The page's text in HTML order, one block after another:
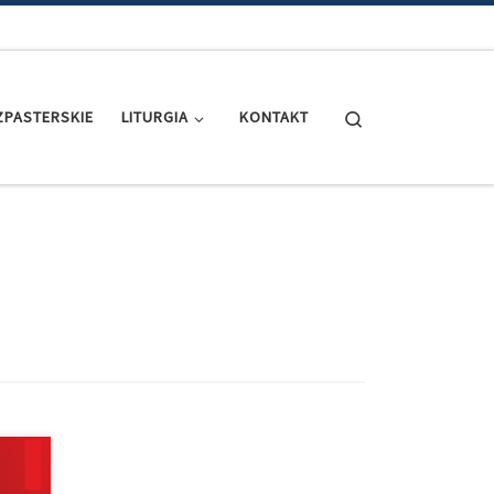
LITURGIA KONTAKT